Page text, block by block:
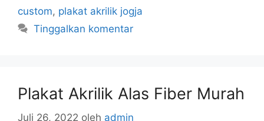
custom, plakat akrilik jogja
Tinggalkan komentar
Plakat Akrilik Alas Fiber Murah
Juli 26, 2022 oleh admin